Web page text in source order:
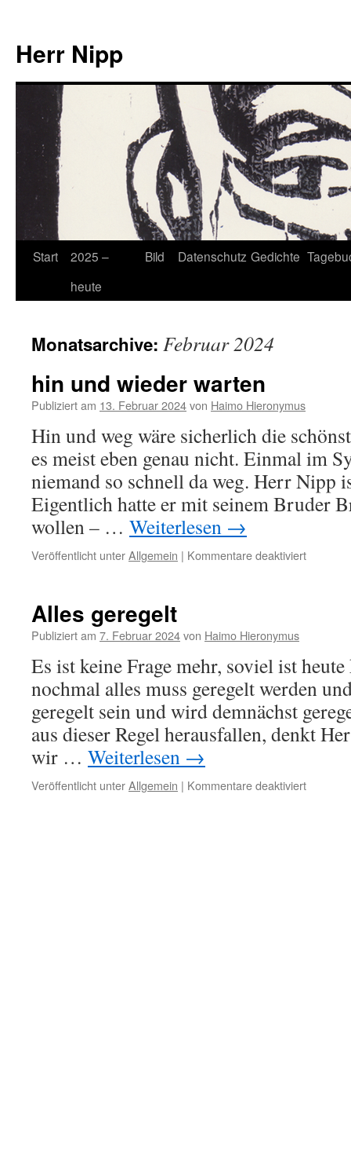
Herr Nipp
Zum
Start
2025 –
heute
Bild Datenschutz Gedichte
Monatsarchive: Februar 2024
hin und wieder warten
Publiziert am 13. Februar 2024von Haimo Hieronymus
Hin und weg wäre sicherlich die
es meist eben genau nicht. Einmal im
niemand so schnell da weg. Herr Nipp
Eigentlich hatte er mit seinem Bruder
wollen – … Weiterlesen →
Veröffentlicht unterAllgemein | Kommentare deaktiviertfür
Alles geregelt
Publiziert am 7. Februar 2024von Haimo Hieronymus
Es ist keine Frage mehr, soviel ist
nochmal alles muss geregelt werden
geregelt sein und wird demnächst
aus dieser Regel herausfallen, denkt
wir … Weiterlesen →
Veröffentlicht unterAllgemein | Kommentare deaktiviertfür